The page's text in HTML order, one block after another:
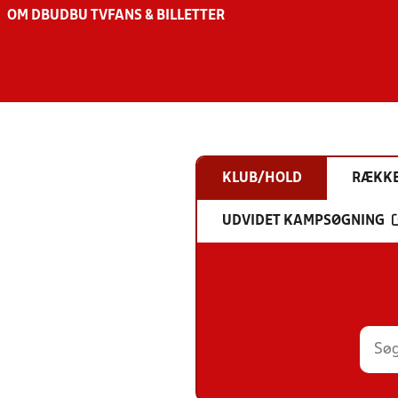
OM DBU DBU TV FANS & BILLETTER
KLUB/HOLD
UDVIDET KAMPSØGNING